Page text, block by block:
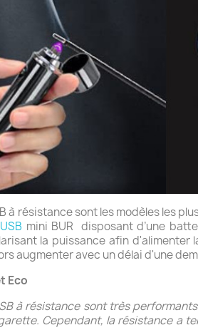
à résistance sont les modèles les
mini BUR disposant d’une
la puissance afin d'alimenter
augmenter avec un délai d'une
Eco
à résistance sont très
Cependant, la résistance a